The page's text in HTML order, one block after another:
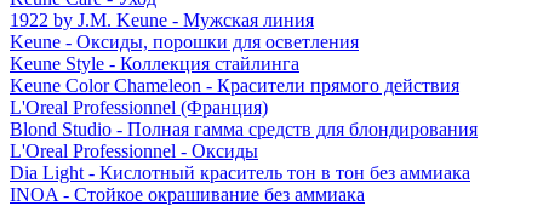
1922 by J.M. Keune - Мужская линия
Keune - Оксиды, порошки для осветления
Keune Style - Коллекция стайлинга
Keune Color Chameleon - Красители прямого действия
L'Oreal Professionnel (Франция)
Blond Studio - Полная гамма средств для блондирования
L'Oreal Professionnel - Оксиды
Dia Light - Кислотный краситель тон в тон без аммиака
INOA - Стойкое окрашивание без аммиака